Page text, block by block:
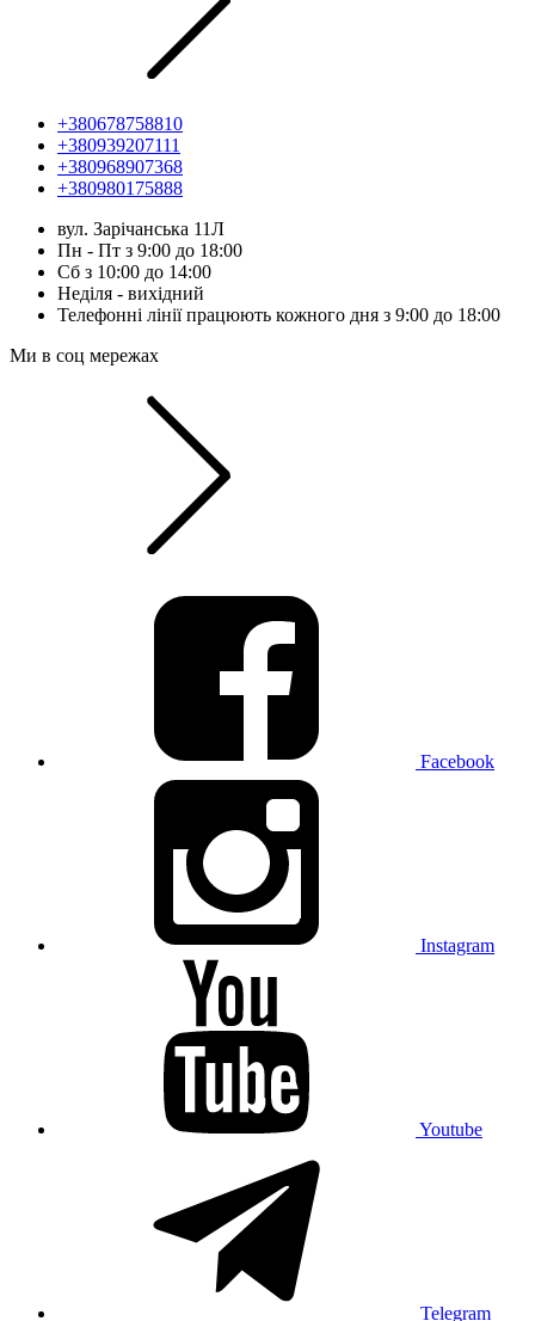
+380678758810
+380939207111
+380968907368
+380980175888
вул. Зарічанська 11Л
Пн - Пт з 9:00 до 18:00
Сб з 10:00 до 14:00
Неділя - вихідний
Телефонні лінії працюють кожного дня з 9:00 до 18:00
Ми в соц мережах
Facebook
Instagram
Youtube
Telegram